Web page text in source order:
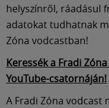
helyszínről, ráadásul
adatokat tudhatnak
Zóna vodcastban!
Keressék a Fradi
YouTube-csatornáján!
A Fradi Zóna vodcast